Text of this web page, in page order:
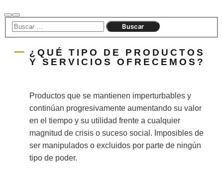
¿QUÉ TIPO DE PRODUCTOS
Y SERVICIOS OFRECEMOS?
Productos que se mantienen imperturbables y
continúan progresivamente aumentando su valor
en el tiempo y su utilidad frente a cualquier
magnitud de crisis o suceso social. Imposibles de
ser manipulados o excluidos por parte de ningún
tipo de poder.